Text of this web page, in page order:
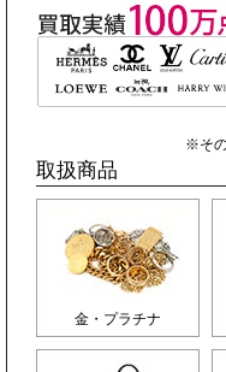
※その
取扱商品
金・プラチナ